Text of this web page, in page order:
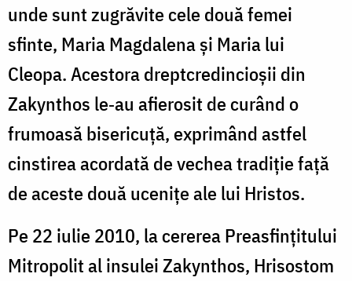
unde sunt zugrăvite cele două femei
sfinte, Maria Magdalena și Maria lui
Cleopa. Acestora dreptcredincioșii din
Zakynthos le‐au afierosit de curând o
frumoasă bisericuță, exprimând astfel
cinstirea acordată de vechea tradiție față
de aceste două ucenițe ale lui Hristos.
Pe 22 iulie 2010, la cererea Preasfințitului
Mitropolit al insulei Zakynthos, Hrisostom